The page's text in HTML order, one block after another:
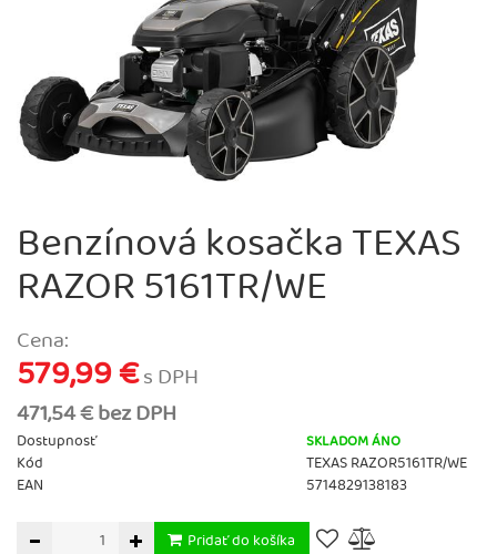
Benzínová kosačka TEXAS
RAZOR 5161TR/WE
Cena:
579,99 €s DPH
471,54 € bez DPH
Dostupnosť SKLADOM ÁNO
Kód
TEXAS RAZOR5161TR/WE
EAN
5714829138183
Pridať do košíka